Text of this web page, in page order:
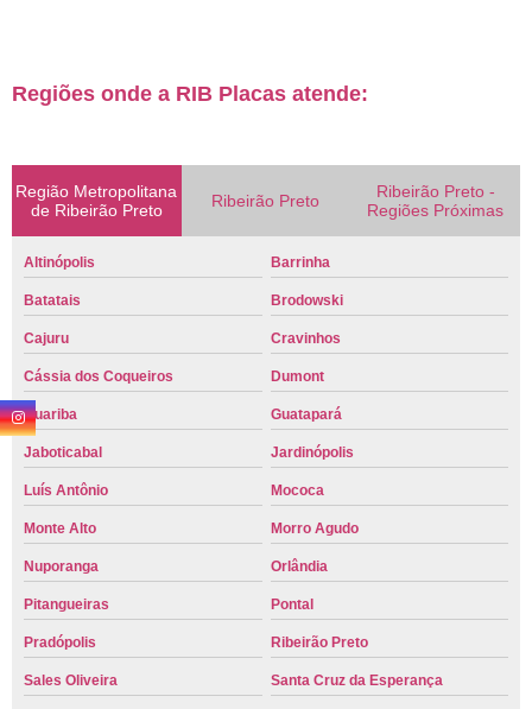
Regiões onde a RIB Placas atende:
Região Metropolitana
de Ribeirão Preto
Ribeirão Preto
Ribeirão Preto -
Regiões Próximas
Altinópolis Barrinha
Batatais Brodowski
Cajuru Cravinhos
Cássia dos Coqueiros Dumont
Guariba Guatapará
Jaboticabal Jardinópolis
Luís Antônio Mococa
Monte Alto Morro Agudo
Nuporanga Orlândia
Pitangueiras Pontal
Pradópolis Ribeirão Preto
Sales Oliveira Santa Cruz da Esperança